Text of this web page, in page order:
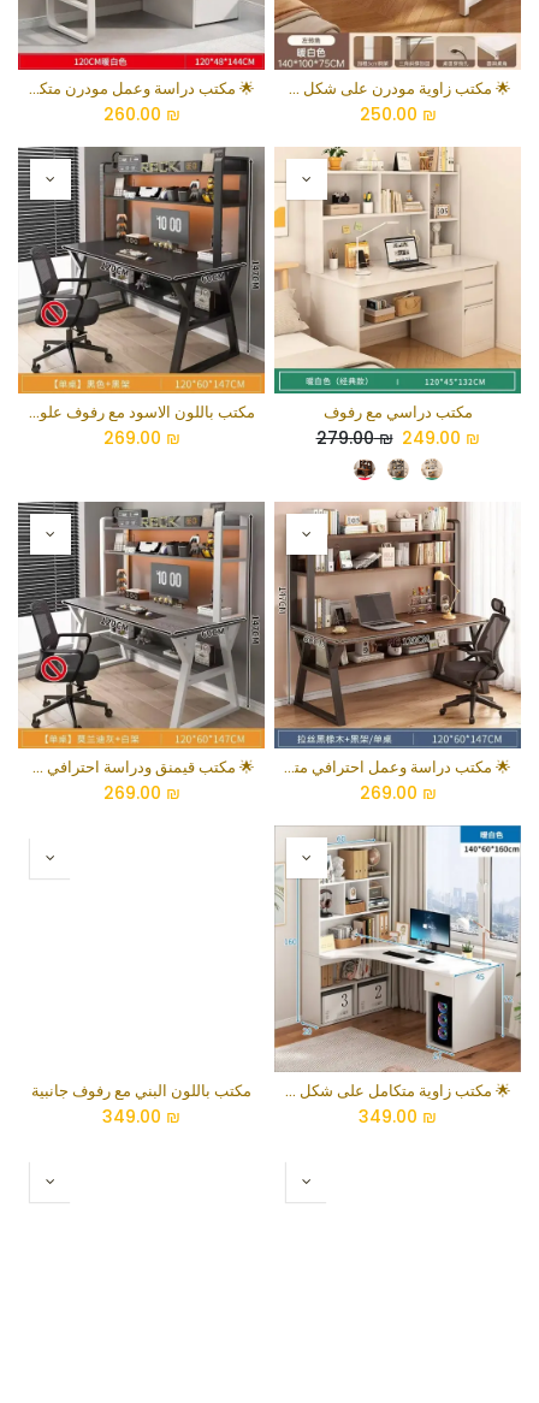
🌟 مكتب زاوية مودرن على شكل حرف L بزاوية يسارية وهيكل فولاذي متين
₪
250.00
🌟 مكتب دراسة وعمل مودرن متكامل مع رفوف علوية ووحدة أدراج تخزين
₪
260.00
مكتب دراسي مع رفوف
₪
249.00
₪
279.00
مكتب باللون الاسود مع رفوف علوية
₪
269.00
🌟 مكتب دراسة وعمل احترافي متكامل بلون خشب البلوط الأسود وهيكل فولاذي داكن
₪
269.00
🌟 مكتب قيمنق ودراسة احترافي متكامل برَف علوي وهيكل هندسي متين
₪
269.00
🌟 مكتب زاوية متكامل على شكل حرف L مع مكتبة علوية وخزانة سفلية للكمبيوتر
₪
349.00
مكتب باللون البني مع رفوف جانبية
₪
349.00